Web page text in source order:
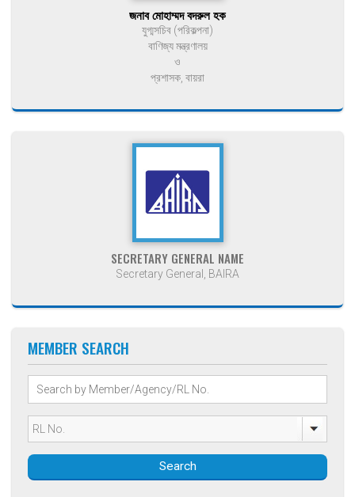
জনাব মোহাম্মদ বদরুল হক
যুগ্মসচিব (পরিকল্পনা)
বাণিজ্য মন্ত্রণালয়
ও
প্রশাসক, বায়রা
SECRETARY GENERAL NAME
Secretary General, BAIRA
MEMBER SEARCH
Search